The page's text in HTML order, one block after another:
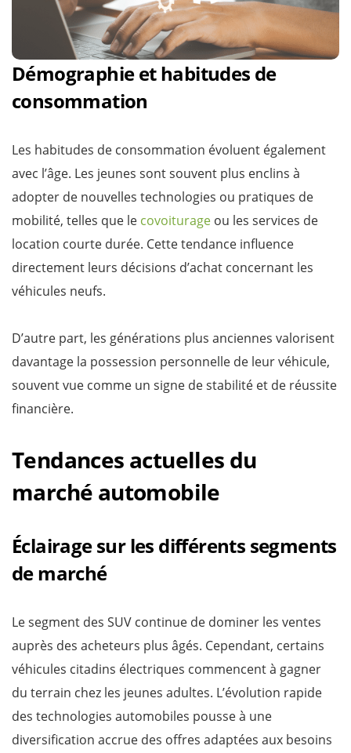
Démographie et habitudes de
consommation
Les habitudes de consommation évoluent également
avec l’âge. Les jeunes sont souvent plus enclins à
adopter de nouvelles technologies ou pratiques de
mobilité, telles que le covoiturage ou les services de
location courte durée. Cette tendance influence
directement leurs décisions d’achat concernant les
véhicules neufs.
D’autre part, les générations plus anciennes valorisent
davantage la possession personnelle de leur véhicule,
souvent vue comme un signe de stabilité et de réussite
financière.
Tendances actuelles du
marché automobile
Éclairage sur les différents segments
de marché
Le segment des SUV continue de dominer les ventes
auprès des acheteurs plus âgés. Cependant, certains
véhicules citadins électriques commencent à gagner
du terrain chez les jeunes adultes. L’évolution rapide
des technologies automobiles pousse à une
diversification accrue des offres adaptées aux besoins